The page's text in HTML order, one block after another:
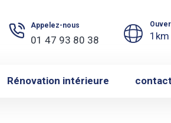
Appelez-nous
01 47 93 80 38
Rénovation intérieure